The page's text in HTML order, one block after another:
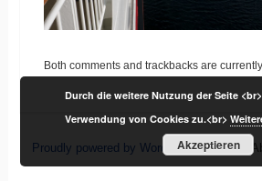
Both comments and trackbacks are
Proudly powered by WordPress |Theme:
Durch die weitere Nutzung der Seite
Verwendung von Cookies zu.<br>
Akzeptieren